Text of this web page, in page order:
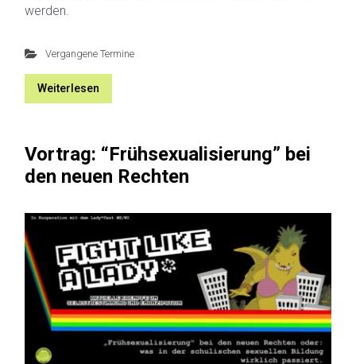
werden.
Vergangene Termine
Weiterlesen
Vortrag: “Frühsexualisierung” bei
den neuen Rechten